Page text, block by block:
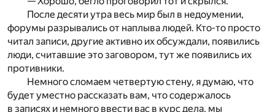
После десяти утра весь мир был в недоумении,
форумы разрывались от наплыва людей. Кто-то просто
читал записи, другие активно их обсуждали, появились
люди, считавшие это заговором, тут же появились их
противники.
Немного сломаем четвертую стену, я думаю, что
будет уместно рассказать вам, что содержалось
в записях и немного ввести вас в курс дела, мы